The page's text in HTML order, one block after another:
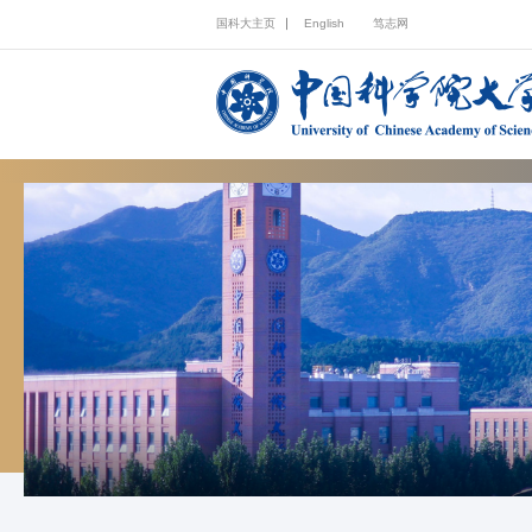
国科大主页 English 笃志网